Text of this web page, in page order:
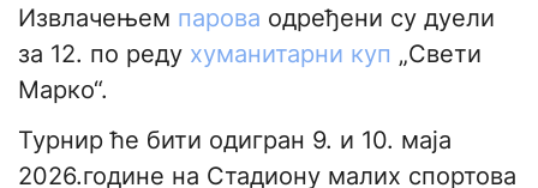
Извлачењем парова одређени су дуели
за 12. по реду хуманитарни куп „Свети
Марко“.
Турнир ће бити одигран 9. и 10. маја
2026.године на Стадиону малих спортова